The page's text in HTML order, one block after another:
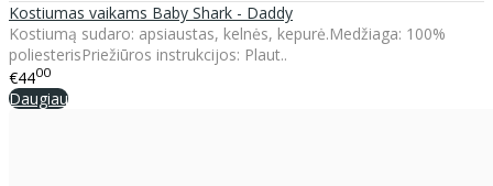
Kostiumas vaikams Baby Shark - Daddy
Kostiumą sudaro: apsiaustas, kelnės, kepurė.Medžiaga: 100%
poliesterisPriežiūros instrukcijos: Plaut..
€4400
Daugiau